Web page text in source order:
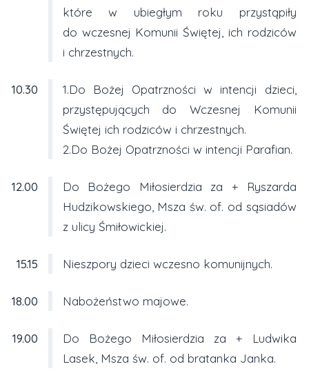
które w ubiegłym roku przystąpiły
do wczesnej Komunii Świętej, ich rodziców
i chrzestnych.
10.30
1.Do Bożej Opatrzności w intencji dzieci,
przystępujących do Wczesnej Komunii
Świętej ich rodziców i chrzestnych.
2.Do Bożej Opatrzności w intencji Parafian.
12.00
Do Bożego Miłosierdzia za + Ryszarda
Hudzikowskiego, Msza św. of. od sąsiadów
z ulicy Śmiłowickiej.
15.15 Nieszpory dzieci wczesno komunijnych.
18.00 Nabożeństwo majowe.
19.00
Do Bożego Miłosierdzia za + Ludwika
Lasek, Msza św. of. od bratanka Janka.